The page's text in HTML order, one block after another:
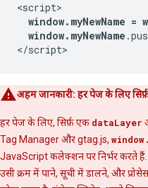
<script>
window.myNewName
window.myNewName
अहम जानकारी: हर पेज के लिए
हर पेज के लिए, सिर्फ़ एक dataLayer
Tag Manager और gtag.js,
JavaScript कलेक्शन पर निर्भर करते
उसी क्रम में पाने, सूची में डालने, और